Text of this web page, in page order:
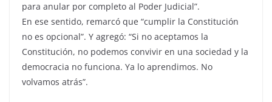
para anular por completo al Poder Judicial”.
En ese sentido, remarcó que “cumplir la Constitución
no es opcional”. Y agregó: “Si no aceptamos la
Constitución, no podemos convivir en una sociedad y la
democracia no funciona. Ya lo aprendimos. No
volvamos atrás”.